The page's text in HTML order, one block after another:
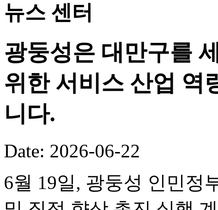
뉴스 센터
광둥성은 대만구를
위한 서비스 산업 역
니다.
Date: 2026-06-22
6월 19일, 광둥성 인민정